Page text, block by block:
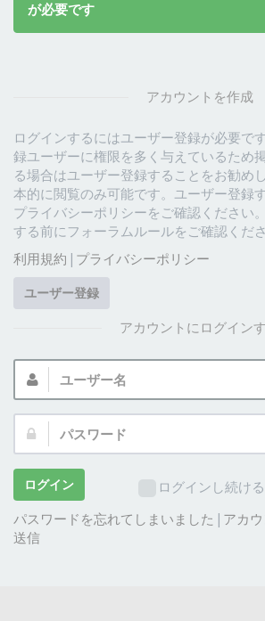
が必要です
アカウントを作成
ログインするにはユーザー登録が必要で
録ユーザーに権限を多く与えているため
る場合はユーザー登録することをお勧め
本的に閲覧のみ可能です。ユーザー登録
プライバシーポリシーをご確認ください
する前にフォーラムルールをご確認くださ
利用規約 | プライバシーポリシー
ユーザー登録
アカウントにログイン
ユ
ザ
名:
ド:
ログインし続ける
ログイン
パスワードを忘れてしまいました | アカ
送信